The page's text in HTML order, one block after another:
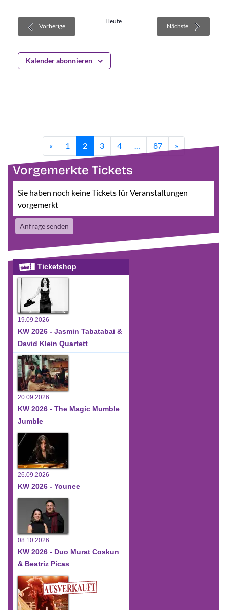
VorherigeVeranstaltungen
Heute
Nächste
Kalender abonnieren
« 1 2 3 4 … 87 »
Vorgemerkte Tickets
Sie haben noch keine Tickets für Veranstaltungen
vorgemerkt
Anfrage senden
Ticketshop
19.09.2026
KW 2026 - Jasmin Tabatabai &
David Klein Quartett
20.09.2026
KW 2026 - The Magic Mumble
Jumble
26.09.2026
KW 2026 - Younee
08.10.2026
KW 2026 - Duo Murat Coskun
& Beatriz Picas